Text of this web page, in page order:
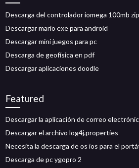
Descarga del controlador iomega 100mb
Descargar mario exe para android
Descargar mini juegos para pc
Descarga de geofísica en pdf
Descargar aplicaciones doodle
Featured
Descargar la aplicación de correo
Descargar el archivo log4j.properties
Necesita la descarga de os ios para el
Descarga de pc ygopro 2